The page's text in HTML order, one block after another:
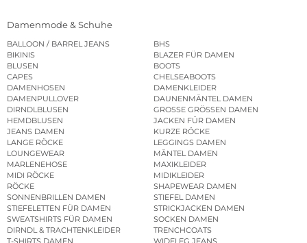
Damenmode & Schuhe
BALLOON / BARREL JEANS
BHS
BIKINIS
BLAZER FÜR DAMEN
BLUSEN
BOOTS
CAPES
CHELSEABOOTS
DAMENHOSEN
DAMENKLEIDER
DAMENPULLOVER
DAUNENMÄNTEL DAMEN
DIRNDLBLUSEN
GROSSE GRÖSSEN DAMEN
HEMDBLUSEN
JACKEN FÜR DAMEN
JEANS DAMEN
KURZE RÖCKE
LANGE RÖCKE
LEGGINGS DAMEN
LOUNGEWEAR
MÄNTEL DAMEN
MARLENEHOSE
MAXIKLEIDER
MIDI RÖCKE
MIDIKLEIDER
RÖCKE
SHAPEWEAR DAMEN
SONNENBRILLEN DAMEN
STIEFEL DAMEN
STIEFELETTEN FÜR DAMEN
STRICKJACKEN DAMEN
SWEATSHIRTS FÜR DAMEN
SOCKEN DAMEN
DIRNDL & TRACHTENKLEIDER
TRENCHCOATS
T-SHIRTS DAMEN
WIDELEG JEANS